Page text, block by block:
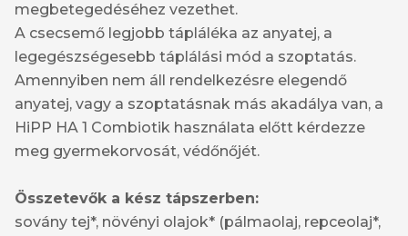
megbetegedéséhez vezethet.
A csecsemő legjobb tápláléka az anyatej, a
legegészségesebb táplálási mód a szoptatás.
Amennyiben nem áll rendelkezésre elegendő
anyatej, vagy a szoptatásnak más akadálya van, a
HiPP HA 1 Combiotik használata előtt kérdezze
meg gyermekorvosát, védőnőjét.
Összetevők a kész tápszerben:
sovány tej*, növényi olajok* (pálmaolaj, repceolaj*,